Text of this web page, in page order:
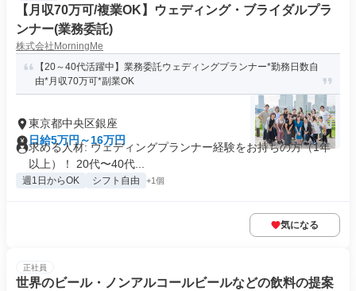
【月収70万可/複業OK】ウェディング・ブライダルプラ
ンナー(業務委託)
株式会社MorningMe
【20～40代活躍中】業務委託ウェディングプランナー*勤務日数自
由*月収70万可*副業OK
東京都中央区銀座
日給5万円～16万円
求める人材: ウェディングプランナー経験をお持ちの方（1年
以上）！ 20代〜40代...
週1日からOK シフト自由 +1個
気になる
正社員
世界のビール・ノンアルコールビールなどの飲料の提案